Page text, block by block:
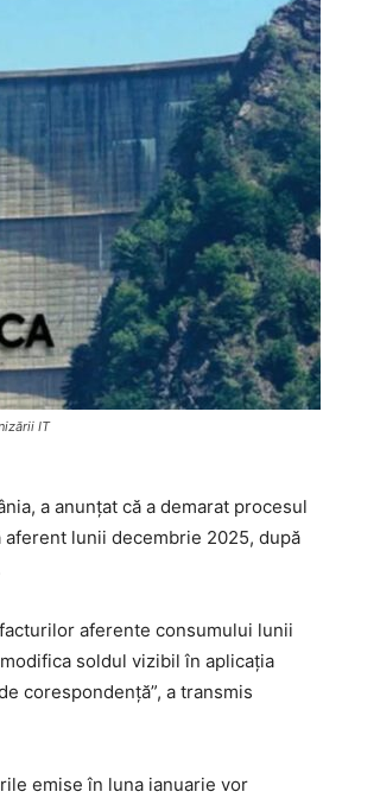
IT
a anunțat că a demarat procesul
lunii decembrie 2025, după
aferente consumului lunii
soldul vizibil în aplicația
corespondență”, a transmis
emise în luna ianuarie vor